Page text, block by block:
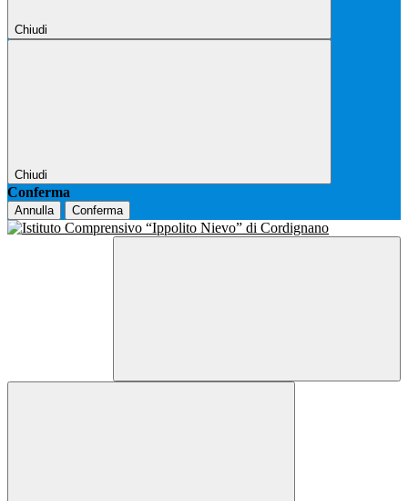
Chiudi
Chiudi
Conferma
Annulla Conferma